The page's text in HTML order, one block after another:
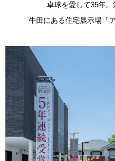
卓球を愛して35年
牛田にある住宅展示場「